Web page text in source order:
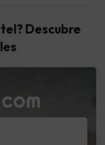
Descubre